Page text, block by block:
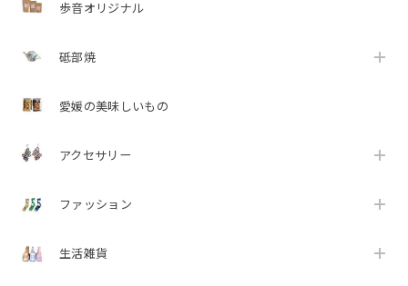
歩音オリジナル
砥部焼
愛媛の美味しいもの
アクセサリー
ファッション
生活雑貨